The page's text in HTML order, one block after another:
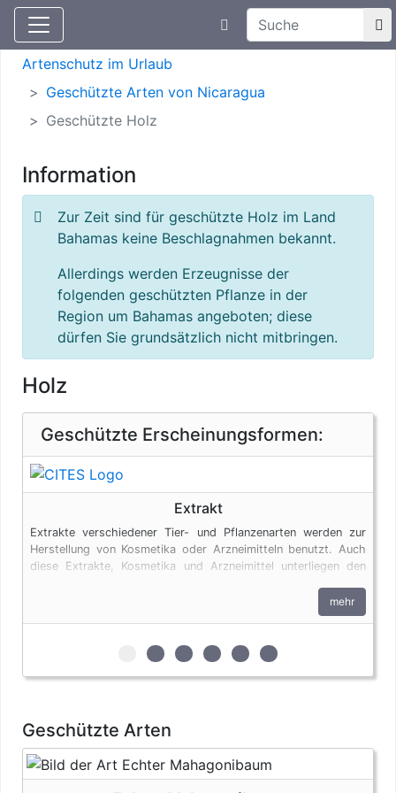
Aktuelle Meldungen
Suchtexteingabe
Artenschutz
Artenschutz im Urlaub
Geschützte Arten von Nicaragua
Geschützte Holz
Information
Zur Zeit sind für geschützte Holz im Land
Bahamas keine Beschlagnahmen bekannt.
Allerdings werden Erzeugnisse der
folgenden geschützten Pflanze in der
Region um Bahamas angeboten; diese
dürfen Sie grundsätzlich nicht mitbringen.
Holz
Geschützte Erscheinungsformen:
Extrakt
Extrakte verschiedener Tier- und Pflanzenarten werden zur
Herstellung von Kosmetika oder Arzneimitteln benutzt. Auch
diese Extrakte, Kosmetika und Arzneimittel unterliegen den
mehr
zur 1. geschützten Erscheinungsform
zur 2. geschützten
zur 3. geschützten
zur 4. geschützten
zur 5. geschützten
zur 6. geschützten
Geschützte Arten